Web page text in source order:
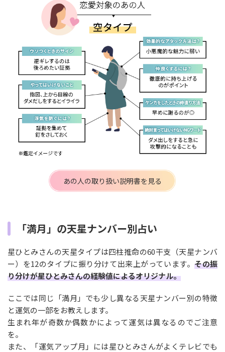
あの人の取り扱い説明書を見る
「満月」の天星ナンバー別占い
星ひとみさんの天星タイプは四柱推命の60干支（天星ナンバ
ー）を12のタイプに振り分けて出来上がっています。その振
り分けが星ひとみさんの経験値によるオリジナル。
ここでは同じ「満月」でも少し異なる天星ナンバー別の特徴
と運気の一部をお教えします。
生まれ年が奇数か偶数かによって運気は異なるのでご注意
を。
また、「運気アップ月」には星ひとみさんがよくテレビでも